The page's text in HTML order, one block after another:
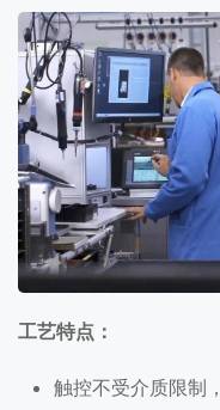
工艺特点：
触控不受介质限制